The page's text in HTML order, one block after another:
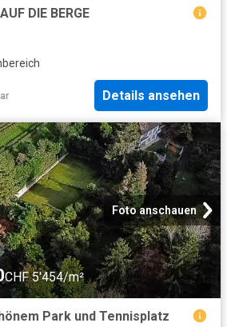
DIE BERGE
Details ansehen
Foto anschauen
CHF 5'454/m²
Park und Tennisplatz